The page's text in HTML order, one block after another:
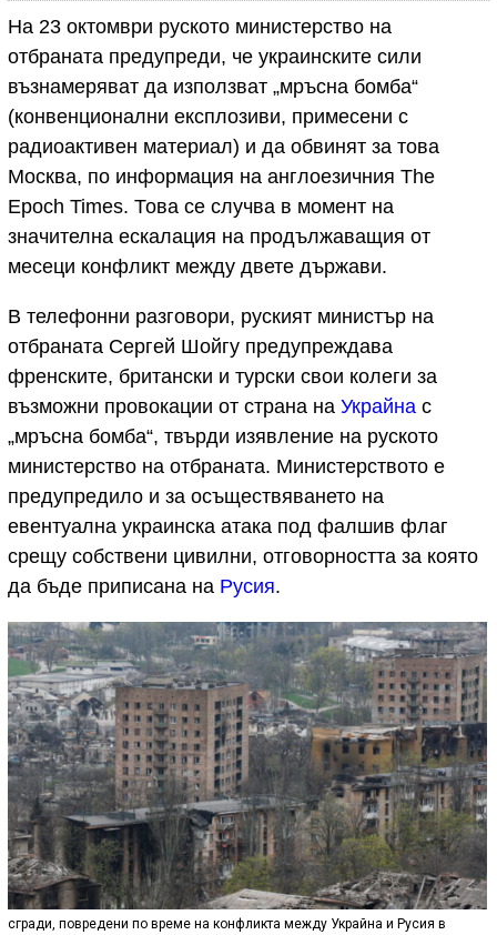
На 23 октомври руското министерство на
отбраната предупреди, че украинските сили
възнамеряват да използват „мръсна бомба“
(конвенционални експлозиви, примесени с
радиоактивен материал) и да обвинят за това
Москва, по информация на англоезичния The
Epoch Times. Това се случва в момент на
значителна ескалация на продължаващия от
месеци конфликт между двете държави.
В телефонни разговори, руският министър на
отбраната Сергей Шойгу предупреждава
френските, британски и турски свои колеги за
възможни провокации от страна на Украйна с
„мръсна бомба“, твърди изявление на руското
министерство на отбраната. Министерството е
предупредило и за осъществяването на
евентуална украинска атака под фалшив флаг
срещу собствени цивилни, отговорността за която
да бъде приписана на Русия.
сгради, повредени по време на конфликта между Украйна и Русия в